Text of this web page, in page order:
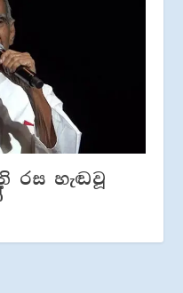
රස හැඬවූ